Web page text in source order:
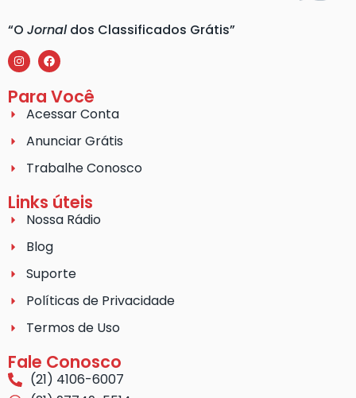
“O Jornaldos Classificados Grátis”
Para Você
Acessar Conta
Anunciar Grátis
Trabalhe Conosco
Links úteis
Nossa Rádio
Blog
Suporte
Políticas de Privacidade
Termos de Uso
Fale Conosco
(21) 4106-6007